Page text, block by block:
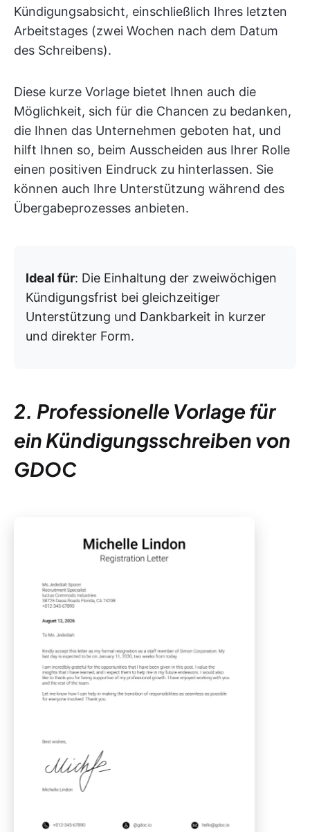
Kündigungsabsicht, einschließlich Ihres letzten
Arbeitstages (zwei Wochen nach dem Datum
des Schreibens).
Diese kurze Vorlage bietet Ihnen auch die
Möglichkeit, sich für die Chancen zu bedanken,
die Ihnen das Unternehmen geboten hat, und
hilft Ihnen so, beim Ausscheiden aus Ihrer Rolle
einen positiven Eindruck zu hinterlassen. Sie
können auch Ihre Unterstützung während des
Übergabeprozesses anbieten.
Ideal für: Die Einhaltung der zweiwöchigen
Kündigungsfrist bei gleichzeitiger
Unterstützung und Dankbarkeit in kurzer
und direkter Form.
2. Professionelle Vorlage für
ein Kündigungsschreiben von
GDOC